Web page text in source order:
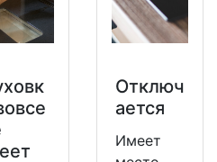
Отключ
ается
Имеет